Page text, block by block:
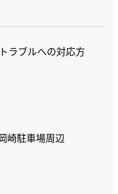
ラブルへの対応方
崎駐車場周辺